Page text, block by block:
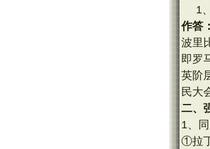
1
作答
波里
即罗
英阶
民大
二、
1、
①拉